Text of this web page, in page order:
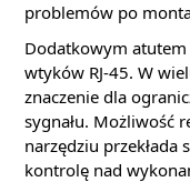
problemów po
Dodatkowym
wtyków RJ-45. W
znaczenie dla
sygnału. Możliwość
narzędziu przekłada
kontrolę nad